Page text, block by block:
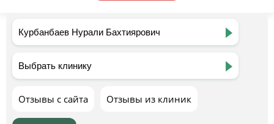
Отзывы с сайта Отзывы из клиник